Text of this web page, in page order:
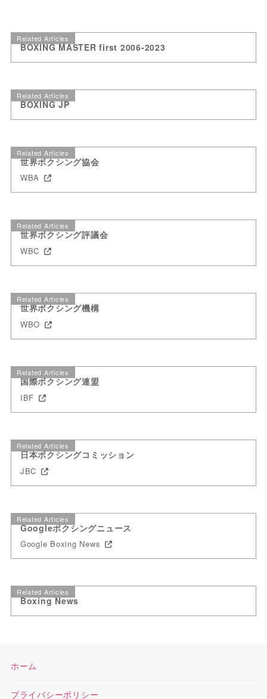
Related Articles
BOXING MASTER first 2006-2023
Related Articles
BOXING JP
Related Articles
世界ボクシング協会
WBA
Related Articles
世界ボクシング評議会
WBC
Related Articles
世界ボクシング機構
WBO
Related Articles
国際ボクシング連盟
IBF
Related Articles
日本ボクシングコミッション
JBC
Related Articles
Googleボクシングニュース
Google Boxing News
Related Articles
Boxing News
ホーム
プライバシーポリシー